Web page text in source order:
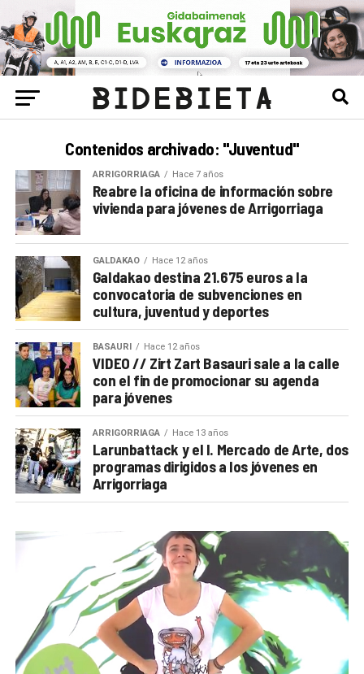
Contenidos archivado: "Juventud"
ARRIGORRIAGA Hace 7 años
Reabre la oficina de información sobre
vivienda para jóvenes de Arrigorriaga
GALDAKAO Hace 12 años
Galdakao destina 21.675 euros a la
convocatoria de subvenciones en
cultura, juventud y deportes
BASAURI Hace 12 años
VIDEO // Zirt Zart Basauri sale a la calle
con el fin de promocionar su agenda
para jóvenes
ARRIGORRIAGA Hace 13 años
Larunbattack y el I. Mercado de Arte, dos
programas dirigidos a los jóvenes en
Arrigorriaga